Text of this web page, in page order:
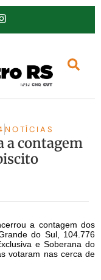
NOTÍCIAS
a contagem
a contagem dos
do Sul, 104.776
e Soberana do
votaram nas cerca de